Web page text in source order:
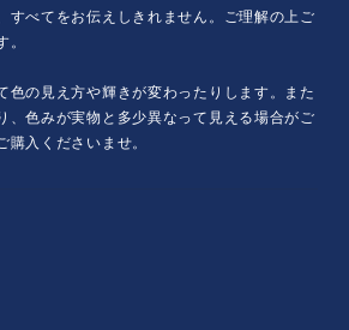
すべてをお伝えしきれません。ご理解の上ご
。
の見え方や輝きが変わったりします。また
、色みが実物と多少異なって見える場合がご
購入くださいませ。